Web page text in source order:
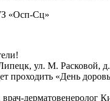
«Осп-Сц»
ул. М. Расковой, д.
проходить «День
дерматовенеролог